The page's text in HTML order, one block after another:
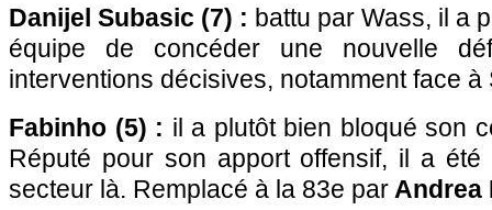
Danijel Subasic (7) : battu par Wass, il a
équipe de concéder une nouvelle
interventions décisives, notamment face à
Fabinho (5) : il a plutôt bien bloqué son
Réputé pour son apport offensif, il a
secteur là. Remplacé à la 83e par Andrea